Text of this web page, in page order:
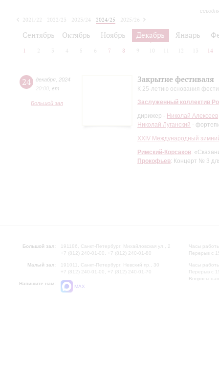
2021/22 2022/23 2023/24 2024/25
2025/26
Сентябрь Октябрь Ноябрь Декабрь Январь
1 2 3 4 5 6 7 8 9 10 12 13 14
24 декабря 2024
20:00 вт
Большой зал
Закрытие фестиваля
К 25-летию основания
Заслуженный коллектив
дирижер - Николай Алексеев
Николай Луганский -
XXIV Международный
Римский-Корсаков:
Прокофьев: Концерт № 3
Большой зал:
191186, Санкт-Петербург, Михайловская ул., 2
+7 (812) 240-01-00, +7 (812) 240-01-80
Малый зал:
191011, Санкт-Петербург, Невский пр., 30
+7 (812) 240-01-00, +7 (812) 240-01-70
Напишите нам:
MAX
Часы
Перерыв с
Часы
Перерыв с
Вопросы